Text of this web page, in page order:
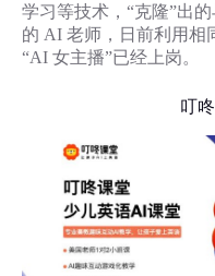
学习等技术，“克隆”出
的 AI 老师，日前利用相
“AI 女主播”已经上岗。
叮